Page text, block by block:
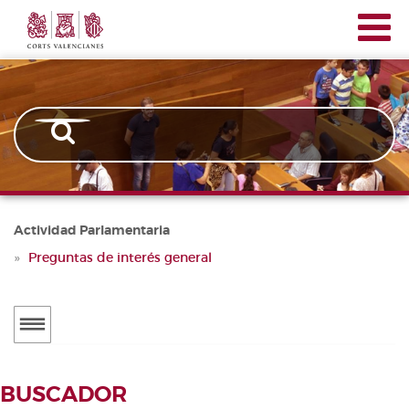
Pasar
contenido
principal
Corts
Valencianes
Actividad Parlamentaria
Preguntas de interés general
Menú
Noticias
BUSCADOR DE TRAMITACIONES
BUSCADOR